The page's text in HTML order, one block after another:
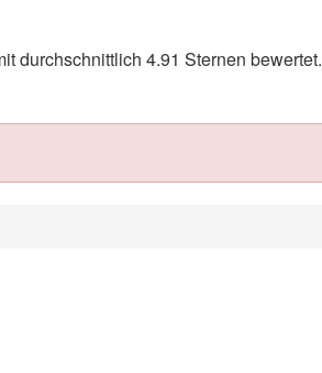
durchschnittlich 4.91 Sternen bewertet.